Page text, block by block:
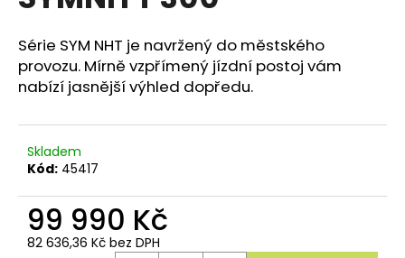
z
5
hvězdiček.
Série SYM NHT je navržený do městského
provozu. Mírně vzpřímený jízdní postoj vám
nabízí jasnější výhled dopředu.
Skladem
Kód: 45417
99 990 Kč
82 636,36 Kč bez DPH
a
j
í
t
?